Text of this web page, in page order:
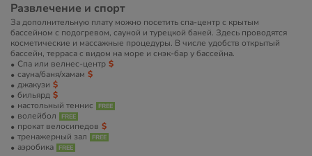
Развлечение и спорт
За дополнительную плату можно посетить спа-центр с крытым
бассейном с подогревом, сауной и турецкой баней. Здесь проводятся
косметические и массажные процедуры. В числе удобств открытый
бассейн, терраса с видом на море и снэк-бар у бассейна.
Спа или велнес-центр
сауна/баня/хамам
джакузи
бильярд
настольный теннис
волейбол
прокат велосипедов
тренажерный зал
аэробика